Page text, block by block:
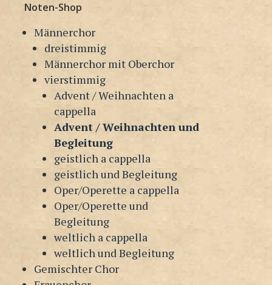
Inhalt
springen
Noten-Shop
Männerchor
dreistimmig
Männerchor mit Oberchor
vierstimmig
Advent / Weihnachten a
cappella
Advent / Weihnachten und
Begleitung
geistlich a cappella
geistlich und Begleitung
Oper/Operette a cappella
Oper/Operette und
Begleitung
weltlich a cappella
weltlich und Begleitung
Gemischter Chor